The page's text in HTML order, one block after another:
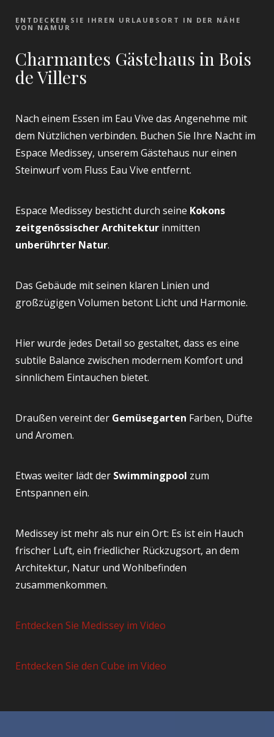
ENTDECKEN SIE IHREN URLAUBSORT IN DER NÄHE
VON NAMUR
Charmantes Gästehaus in Bois
de Villers
Nach einem Essen im Eau Vive das Angenehme mit
dem Nützlichen verbinden. Buchen Sie Ihre Nacht im
Espace Medissey, unserem Gästehaus nur einen
Steinwurf vom Fluss Eau Vive entfernt.
Espace Medissey besticht durch seine Kokons
zeitgenössischer Architektur inmitten
unberührter Natur.
Das Gebäude mit seinen klaren Linien und
großzügigen Volumen betont Licht und Harmonie.
Hier wurde jedes Detail so gestaltet, dass es eine
subtile Balance zwischen modernem Komfort und
sinnlichem Eintauchen bietet.
Draußen vereint der Gemüsegarten Farben, Düfte
und Aromen.
Etwas weiter lädt der Swimmingpool zum
Entspannen ein.
Medissey ist mehr als nur ein Ort: Es ist ein Hauch
frischer Luft, ein friedlicher Rückzugsort, an dem
Architektur, Natur und Wohlbefinden
zusammenkommen.
Entdecken Sie Medissey im Video
Entdecken Sie den Cube im Video